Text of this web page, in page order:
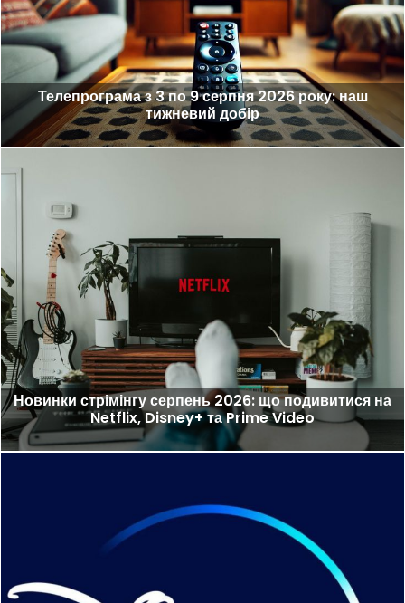
Телепрограма з 3 по 9 серпня 2026 року: наш
тижневий добір
Новинки стрімінгу серпень 2026: що подивитися на
Netflix, Disney+ та Prime Video